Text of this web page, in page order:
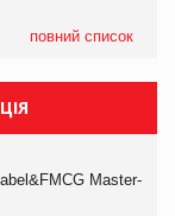
повний список
Master-